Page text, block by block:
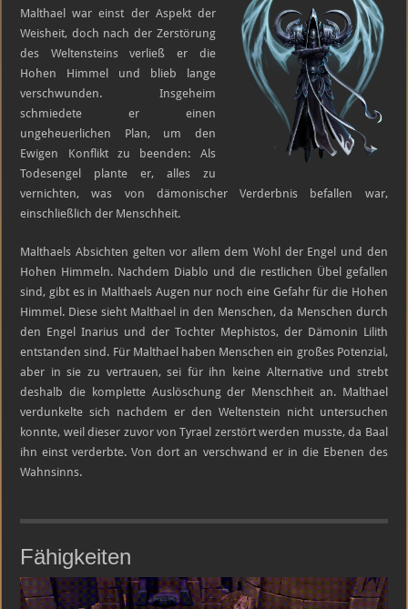
Malthael war einst der Aspekt der
Weisheit, doch nach der Zerstörung
des Weltensteins verließ er die
Hohen Himmel und blieb lange
verschwunden. Insgeheim
schmiedete er einen
ungeheuerlichen Plan, um den
Ewigen Konflikt zu beenden: Als
Todesengel plante er, alles zu
vernichten, was von dämonischer Verderbnis befallen war,
einschließlich der Menschheit.
Malthaels Absichten gelten vor allem dem Wohl der Engel und den
Hohen Himmeln. Nachdem Diablo und die restlichen Übel gefallen
sind, gibt es in Malthaels Augen nur noch eine Gefahr für die Hohen
Himmel. Diese sieht Malthael in den Menschen, da Menschen durch
den Engel Inarius und der Tochter Mephistos, der Dämonin Lilith
entstanden sind. Für Malthael haben Menschen ein großes Potenzial,
aber in sie zu vertrauen, sei für ihn keine Alternative und strebt
deshalb die komplette Auslöschung der Menschheit an. Malthael
verdunkelte sich nachdem er den Weltenstein nicht untersuchen
konnte, weil dieser zuvor von Tyrael zerstört werden musste, da Baal
ihn einst verderbte. Von dort an verschwand er in die Ebenen des
Wahnsinns.
Fähigkeiten